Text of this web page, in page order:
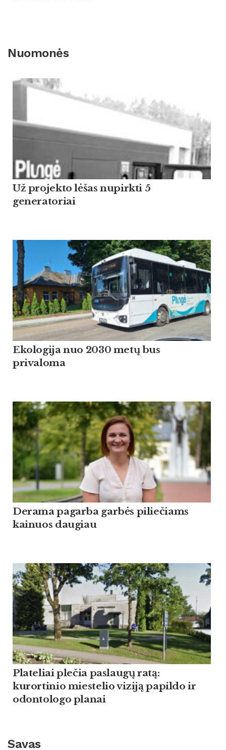
Nuomonės
Už projekto lėšas nupirkti 5
generatoriai
Ekologija nuo 2030 metų bus
privaloma
Derama pagarba garbės piliečiams
kainuos daugiau
Plateliai plečia paslaugų ratą:
kurortinio miestelio viziją papildo ir
odontologo planai
Savas